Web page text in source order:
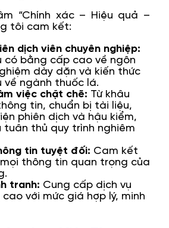
“Chính xác – Hiệu quả –
tôi cam kết:
dịch viên chuyên nghiệp:
có bằng cấp cao về ngôn
dày dặn và kiến thức
về ngành thuốc lá.
việc chặt chẽ: Từ khâu
tin, chuẩn bị tài liệu,
phiên dịch và hậu kiểm,
thủ quy trình nghiêm
tin tuyệt đối: Cam kết
thông tin quan trọng của
tranh: Cung cấp dịch vụ
với mức giá hợp lý, minh